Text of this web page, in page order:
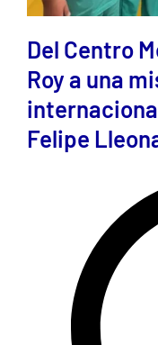
Del Centro
Roy a una
Felipe